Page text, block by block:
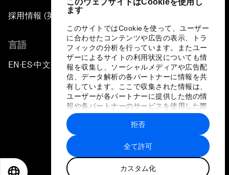
このウェブサイトはCookieを使用し
ます
このサイトではCookieを使って、ユーザー
に合わせたコンテンツや広告の表示、トラ
フィックの分析を行っています。またユー
ザーによるサイトの利用状況についても情
報を収集し、ソーシャルメディアや広告配
信、データ解析の各パートナーに情報を共
有しています。ここで収集された情報は、
ユーザーが各パートナーに提供した他の情
報や各パートナーのサービスを使用した際
に収集された情報と組み合わされ、各パー
トナーによって使用されることがありま
す。
全て許可
カスタム化
拒否
採用情報 (英語のみ)
言語
EN ▪ES▪中文▪ 日本語
プライバシーポリシーと利用規約
サイトマップ
©
世界経済フォーラム